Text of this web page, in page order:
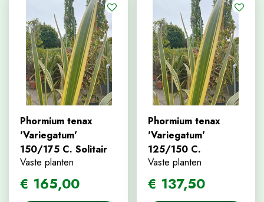
Phormium tenax
'Variegatum'
150/175 C. Solitair
Vaste planten
€ 165,00
Phormium tenax
'Variegatum'
125/150 C.
Vaste planten
€ 137,50